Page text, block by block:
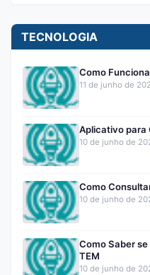
TECNOLOGIA
Como
11 de junho de
Aplicativo para
10 de junho de
Como
10 de junho de
Como Saber
TEM
10 de junho de